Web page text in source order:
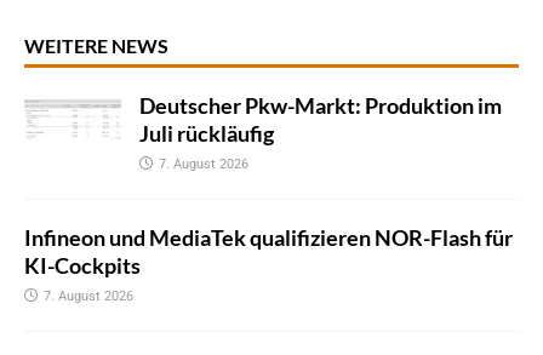
WEITERE NEWS
Deutscher Pkw-Markt: Produktion im
Juli rückläufig
7. August 2026
Infineon und MediaTek qualifizieren NOR-Flash für
KI-Cockpits
7. August 2026